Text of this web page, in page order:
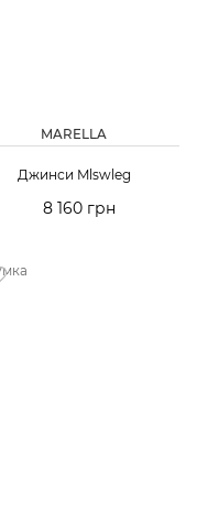
MARELLA
Джинси Mlswleg
8 160 грн